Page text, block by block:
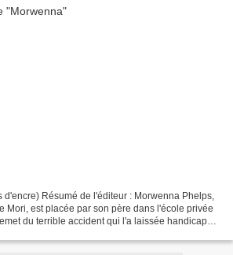
Résumé de l'éditeur : Morwenna Phelps,
Mori, est placée par son père dans l'école privée
du terrible accident qui l'a laissée handicapée